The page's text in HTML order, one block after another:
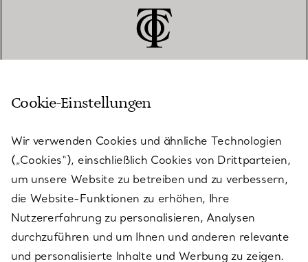
KUNDENSERVICE
SERVICES
ÜBER TIFFANY & CO.
Cookie-Einstellungen
Wir verwenden Cookies und ähnliche Technologien
(„Cookies“), einschließlich Cookies von Drittparteien,
um unsere Website zu betreiben und zu verbessern,
die Website-Funktionen zu erhöhen, Ihre
Nutzererfahrung zu personalisieren, Analysen
durchzuführen und um Ihnen und anderen relevante
und personalisierte Inhalte und Werbung zu zeigen.